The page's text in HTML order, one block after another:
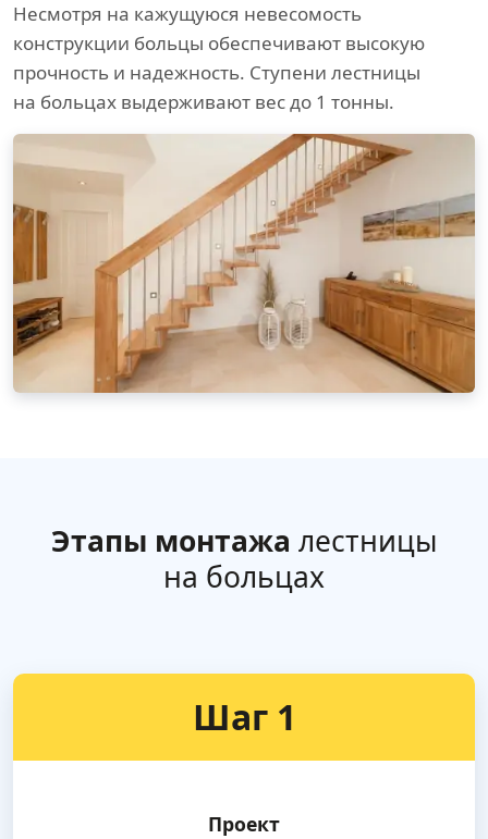
Несмотря на кажущуюся невесомость
конструкции больцы обеспечивают высокую
прочность и надежность. Ступени лестницы
на больцах выдерживают вес до 1 тонны.
Этапы монтажа лестницы
на больцах
Шаг 1
Проект